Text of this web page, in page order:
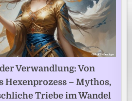
Verwandlung: Von
Hexenprozess – Mythos,
Triebe im Wandel